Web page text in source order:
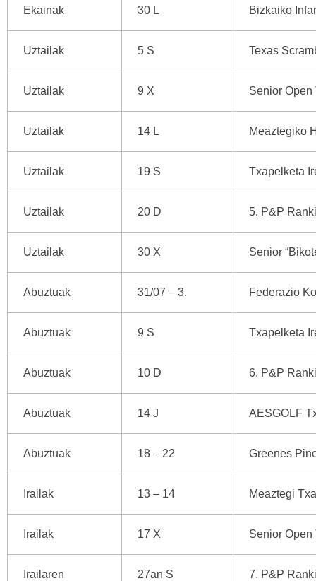
Ekainak 30 L Bizkaiko
Uztailak 5 S Texas
Uztailak 9 X Senior
Uztailak 14 L Meaztegiko
Uztailak 19 S Txapelketa
Uztailak 20 D 5. P&P
Uztailak 30 X Senior
Abuztuak 31/07 – 3. Federazio
Abuztuak 9 S Txapelketa
Abuztuak 10 D 6. P&P
Abuztuak 14 J AESGOLF
Abuztuak 18 – 22 Greenes
Irailak 13 – 14 Meaztegi
Irailak 17 X Senior
Irailaren 27an S 7. P&P